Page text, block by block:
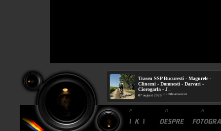
Traseu SSP Bucuresti - Magurele -
Clinceni - Domnesti - Darvari -
Ciorogarla - J...
07 august 2026 / via mtb.kerucov.ro